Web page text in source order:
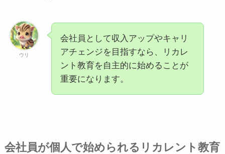
ウリ
会社員として収入アップやキャリ
アチェンジを目指すなら、リカレ
ント教育を自主的に始めることが
重要になります。
会社員が個人で始められるリカレント教育